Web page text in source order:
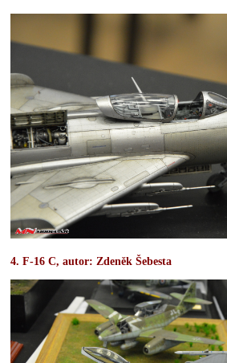
4. F-16 C, autor: Zdeněk Šebesta